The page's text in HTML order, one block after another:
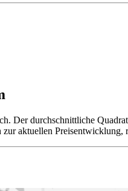
Der durchschnittliche
aktuellen